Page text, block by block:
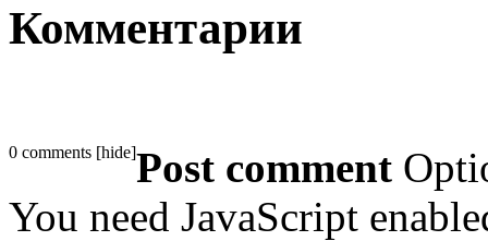
Комментарии
0 comments [hide]Post comment
You need JavaScript